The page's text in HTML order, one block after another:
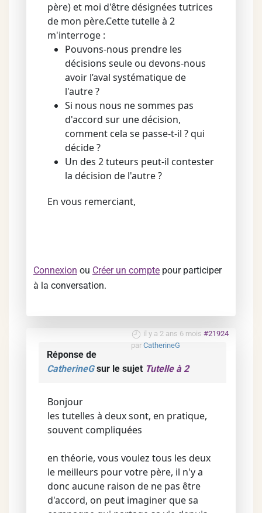
père) et moi d'être désignées tutrices
de mon père.Cette tutelle à 2
m'interroge :
Pouvons-nous prendre les
décisions seule ou devons-nous
avoir l’aval systématique de
l'autre ?
Si nous nous ne sommes pas
d'accord sur une décision,
comment cela se passe-t-il ? qui
décide ?
Un des 2 tuteurs peut-il contester
la décision de l'autre ?
En vous remerciant,
Connexion ou Créer un compte pour participer
à la conversation.
il y a 2 ans 6 mois #21924
par CatherineG
Réponse de
CatherineGsur le sujet Tutelle à 2
Bonjour
les tutelles à deux sont, en pratique,
souvent compliquées
en théorie, vous voulez tous les deux
le meilleurs pour votre père, il n'y a
donc aucune raison de ne pas être
d'accord, on peut imaginer que sa